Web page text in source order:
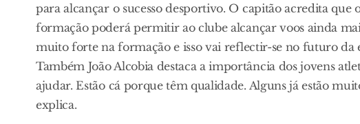
para alcançar o sucesso desportivo. O capitão acredita que
formação poderá permitir ao clube alcançar voos ainda
muito forte na formação e isso vai reflectir-se no futuro da
Também João Alcobia destaca a importância dos jovens
ajudar. Estão cá porque têm qualidade. Alguns já estão
explica.